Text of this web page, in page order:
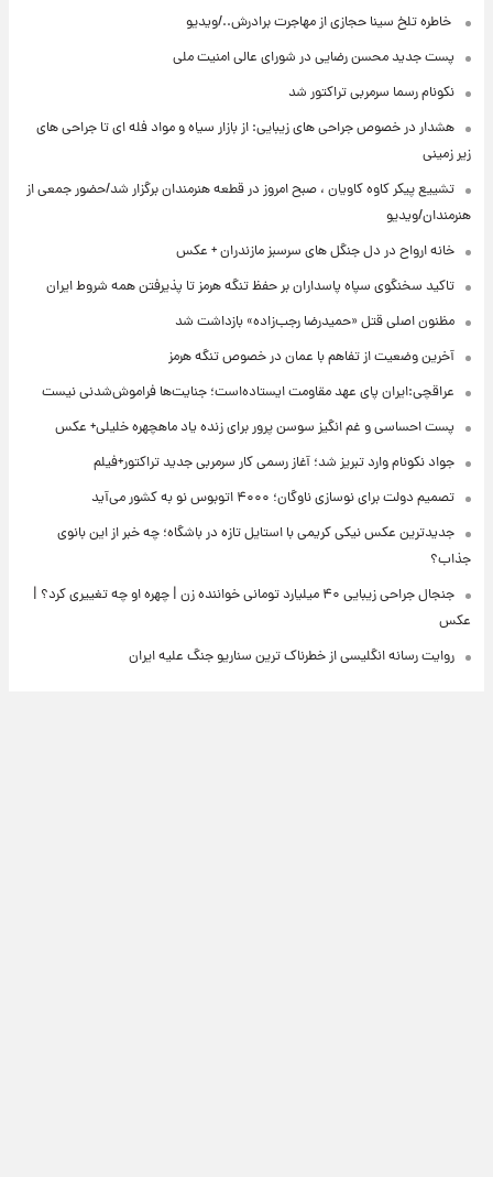
⁨ خاطره تلخ سینا حجازی از مهاجرت برادرش../ویدیو
پست جدید محسن رضایی در شورای عالی امنیت ملی
نکونام رسما سرمربی تراکتور شد
هشدار در خصوص جراحی های زیبایی: از بازار سیاه و مواد فله ای تا جراحی های
زیر زمینی
تشییع پیکر کاوه کاویان ، صبح امروز در قطعه هنرمندان برگزار شد/حضور جمعی از
هنرمندان/ویدیو
خانه ارواح در دل جنگل های سرسبز مازندران + عکس
تاکید سخنگوی سپاه پاسداران بر حفظ تنگه هرمز تا پذیرفتن همه شروط ایران
مظنون اصلی قتل «حمیدرضا رجب‌زاده» بازداشت شد
آخرین وضعیت از تفاهم با عمان در خصوص تنگه هرمز
عراقچی:ایران پای عهد مقاومت ایستاده‌است؛ جنایت‌ها فراموش‌شدنی نیست
پست احساسی و غم انگیز سوسن پرور برای زنده یاد ماهچهره خلیلی+ عکس
جواد نکونام وارد تبریز شد؛ آغاز رسمی کار سرمربی جدید تراکتور+فیلم
تصمیم دولت برای نوسازی ناوگان؛ ۴۰۰۰ اتوبوس نو به کشور می‌آید
جدیدترین عکس نیکی کریمی با استایل تازه در باشگاه؛ چه خبر از این بانوی
جذاب؟
جنجال جراحی زیبایی ۴۰ میلیارد تومانی خواننده زن | چهره او چه تغییری کرد؟ |
عکس
روایت رسانه انگلیسی از خطرناک ترین سناریو جنگ علیه ایران